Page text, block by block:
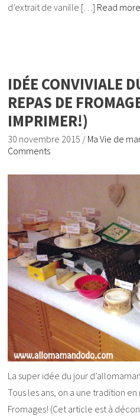
d’extrait de vanille […] Read
IDÉE CONVIVIALE
REPAS DE
IMPRIMER!)
30 novembre 2015 / Ma Vie de
Comments
La super idée du jour
Tous les ans, on a une tradition
Fromages! (Cet article est à